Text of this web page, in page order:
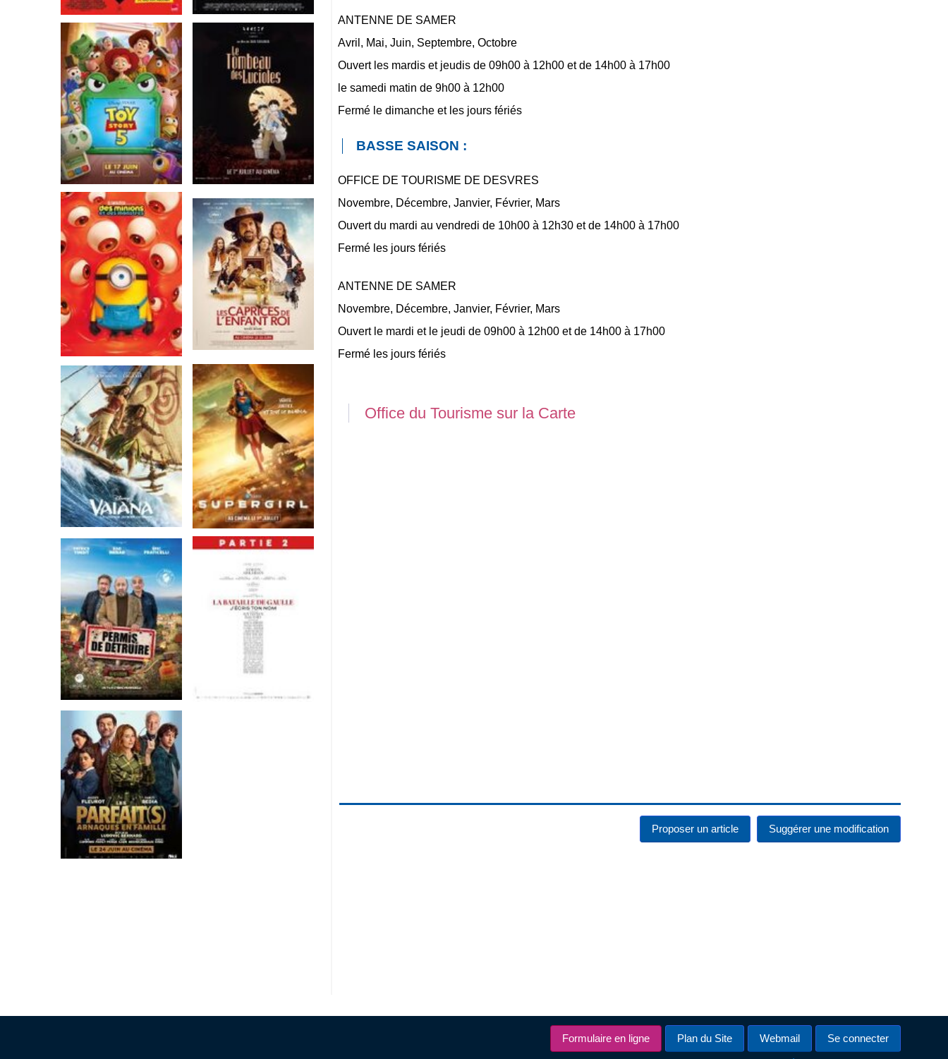
ANTENNE DE SAMER
Avril, Mai, Juin, Septembre, Octobre
Ouvert les mardis et jeudis de 09h00 à 12h00 et de 14h00 à 17h00
le samedi matin de 9h00 à 12h00
Fermé le dimanche et les jours fériés
BASSE SAISON :
OFFICE DE TOURISME DE DESVRES
Novembre, Décembre, Janvier, Février, Mars
Ouvert du mardi au vendredi de 10h00 à 12h30 et de 14h00 à 17h00
Fermé les jours fériés
ANTENNE DE SAMER
Novembre, Décembre, Janvier, Février, Mars
Ouvert le mardi et le jeudi de 09h00 à 12h00 et de 14h00 à 17h00
Fermé les jours fériés
Office du Tourisme sur la Carte
Proposer un article Suggérer une modification
Formulaire en ligne Plan du Site Webmail Se connecter